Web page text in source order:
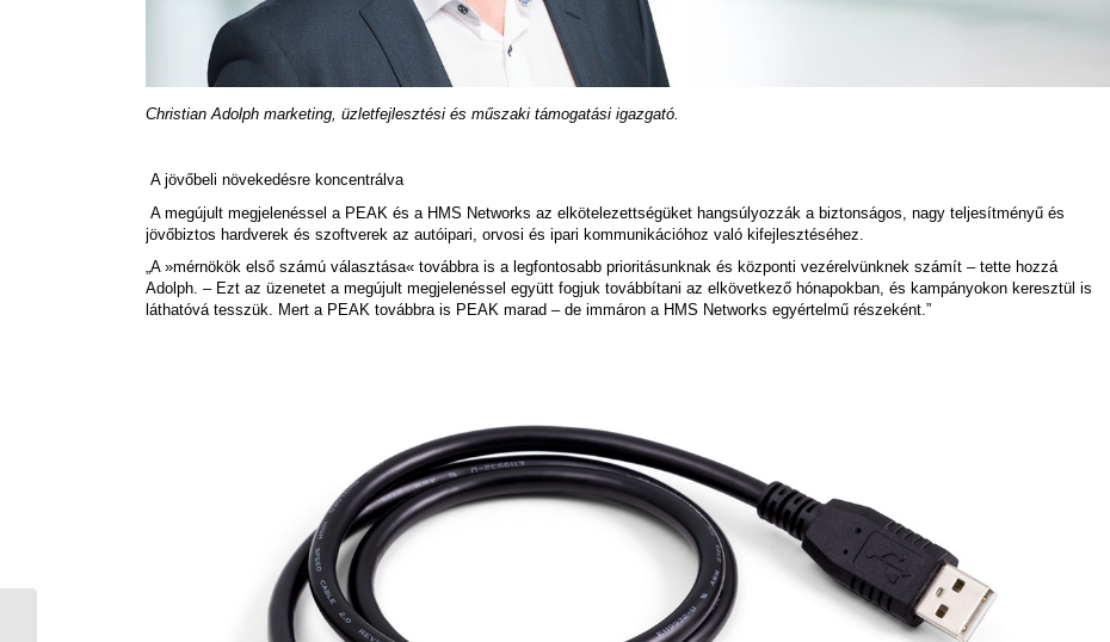
Christian Adolph marketing, üzletfejlesztési és műszaki támogatási igazgató.
A jövőbeli növekedésre koncentrálva
A megújult megjelenéssel a PEAK és a HMS Networks az elkötelezettségüket hangsúlyozzák a biztonságos, nagy teljesítményű és
jövőbiztos hardverek és szoftverek az autóipari, orvosi és ipari kommunikációhoz való kifejlesztéséhez.
„A »mérnökök első számú választása« továbbra is a legfontosabb prioritásunknak és központi vezérelvünknek számít – tette hozzá
Adolph. – Ezt az üzenetet a megújult megjelenéssel együtt fogjuk továbbítani az elkövetkező hónapokban, és kampányokon keresztül is
láthatóvá tesszük. Mert a PEAK továbbra is PEAK marad – de immáron a HMS Networks egyértelmű részeként.”